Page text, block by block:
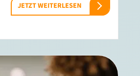
JETZT WEITERLESEN